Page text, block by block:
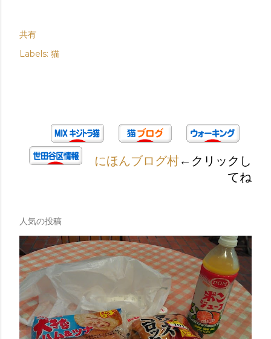
共有
Labels: 猫
にほんブログ村←クリックし
てね
人気の投稿